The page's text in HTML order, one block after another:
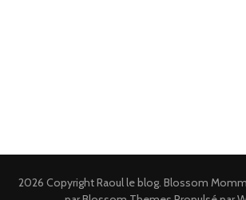
2026 CopyrightRaoul le blog. Blossom